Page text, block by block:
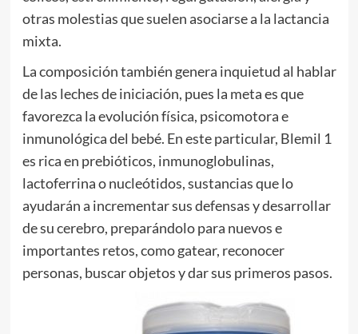
otras molestias que suelen asociarse a la lactancia
mixta.
La composición también genera inquietud al hablar
de las leches de iniciación, pues la meta es que
favorezca la evolución física, psicomotora e
inmunológica del bebé. En este particular, Blemil 1
es rica en prebióticos, inmunoglobulinas,
lactoferrina o nucleótidos, sustancias que lo
ayudarán a incrementar sus defensas y desarrollar
de su cerebro, preparándolo para nuevos e
importantes retos, como gatear, reconocer
personas, buscar objetos y dar sus primeros pasos.